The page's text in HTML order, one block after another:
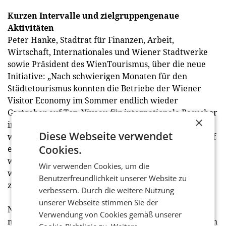
Kurzen Intervalle und zielgruppengenaue
Aktivitäten
Peter Hanke, Stadtrat für Finanzen, Arbeit,
Wirtschaft, Internationales und Wiener Stadtwerke
sowie Präsident des WienTourismus, über die neue
Initiative: „Nach schwierigen Monaten für den
Städtetourismus konnten die Betriebe der Wiener
Visitor Economy im Sommer endlich wieder
Gastgeber auf Top-Niveau für internationale Besucher
im Freizeit- und Business-Bereich sein. Auf dem
weiteren Weg zu einer Normalisierung setzen wir auf
eine Vielzahl von Maßnahmen, damit die Auslastung
wieder steigt, Unternehmer ertragreicher
wirtschaften können und Wien zu alter Stärke
zurückkehrt.“
Norbert Kettner, Direktor WienTourismus, über die
neue Kampagne: „Die Strategie ist klar: Wir wollen im
×
Diese Webseite verwendet
Cookies.
Wir verwenden Cookies, um die
Benutzerfreundlichkeit unserer Website zu
verbessern. Durch die weitere Nutzung
unserer Webseite stimmen Sie der
Verwendung von Cookies gemäß unserer